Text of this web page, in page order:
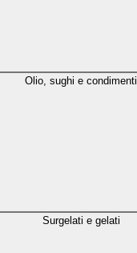
Olio, sughi e condimenti
Surgelati e gelati